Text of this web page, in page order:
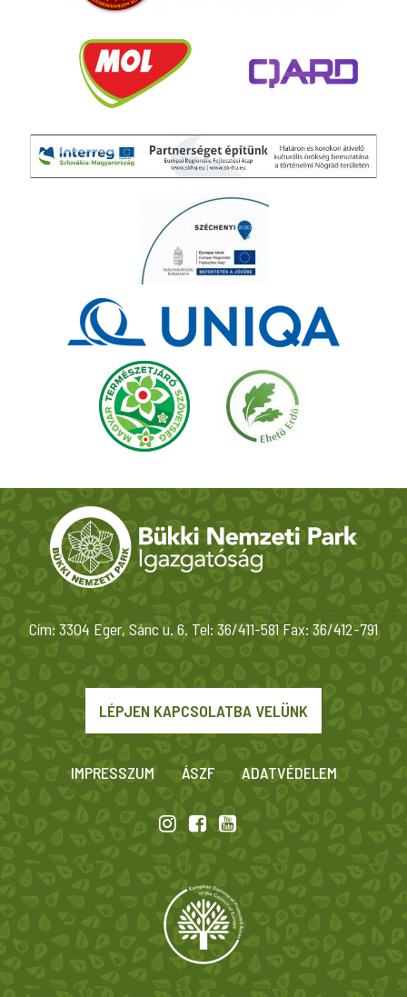
Cím: 3304 Eger, Sánc u. 6. Tel: 36/411-581 Fax: 36/412-791
LÉPJEN KAPCSOLATBA VELÜNK
IMPRESSZUM ÁSZF ADATVÉDELEM